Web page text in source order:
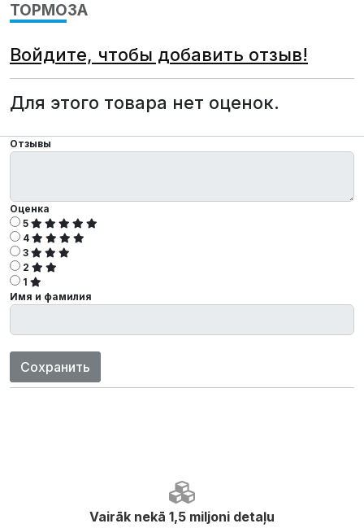
ТОРМОЗА
Войдите, чтобы добавить отзыв!
Для этого товара нет оценок.
Отзывы
Оценка
5
4
3
2
1
Имя и фамилия
Сохранить
Vairāk nekā 1,5 miljoni detaļu